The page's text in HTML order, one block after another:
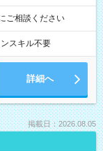
ご相談ください
スキル不要
詳細へ
掲載日：2026.08.05